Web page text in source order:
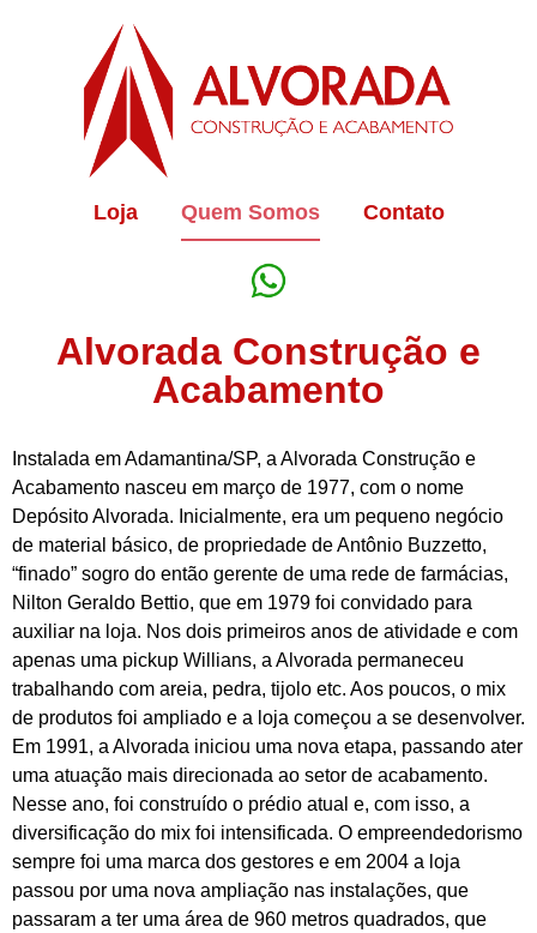
Loja Quem Somos Contato
Alvorada Construção e
Acabamento
Instalada em Adamantina/SP, a Alvorada Construção e
Acabamento nasceu em março de 1977, com o nome
Depósito Alvorada. Inicialmente, era um pequeno negócio
de material básico, de propriedade de Antônio Buzzetto,
“finado” sogro do então gerente de uma rede de farmácias,
Nilton Geraldo Bettio, que em 1979 foi convidado para
auxiliar na loja. Nos dois primeiros anos de atividade e com
apenas uma pickup Willians, a Alvorada permaneceu
trabalhando com areia, pedra, tijolo etc. Aos poucos, o mix
de produtos foi ampliado e a loja começou a se desenvolver.
Em 1991, a Alvorada iniciou uma nova etapa, passando ater
uma atuação mais direcionada ao setor de acabamento.
Nesse ano, foi construído o prédio atual e, com isso, a
diversificação do mix foi intensificada. O empreendedorismo
sempre foi uma marca dos gestores e em 2004 a loja
passou por uma nova ampliação nas instalações, que
passaram a ter uma área de 960 metros quadrados, que